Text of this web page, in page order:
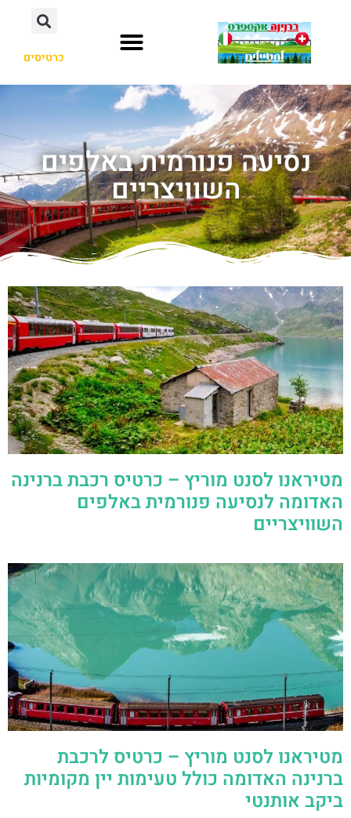
כרטיסים
נסיעה פנורמית באלפים
השוויצריים
מטיראנו לסנט מוריץ – כרטיס רכבת ברנינה
האדומה לנסיעה פנורמית באלפים
השוויצריים
מטיראנו לסנט מוריץ – כרטיס לרכבת
ברנינה האדומה כולל טעימות יין מקומיות
ביקב אותנטי